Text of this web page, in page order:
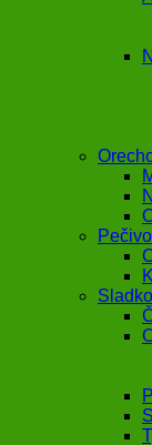
Pečivo